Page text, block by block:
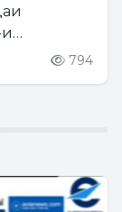
гирифт....
794